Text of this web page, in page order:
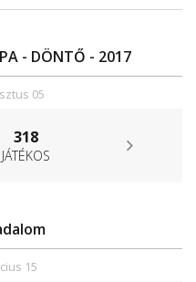
- DÖNTŐ - 2017
05
318
JÁTÉKOS
15